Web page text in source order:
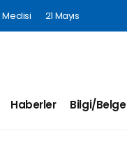
21 Mayıs
Haberler Bilgi/Belge